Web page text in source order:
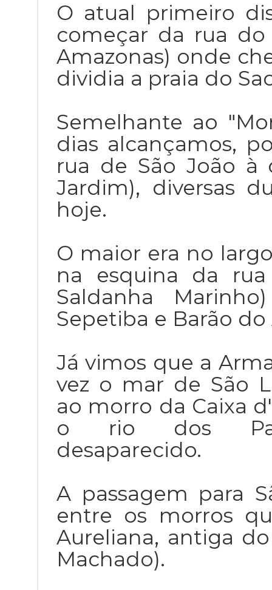
O atual primeiro
começar da rua
Amazonas) onde
dividia a praia do
Semelhante ao
dias alcançamos,
rua de São João à
Jardim), diversas
hoje.
O maior era no
na esquina da
Saldanha
Sepetiba e Barão do
Já vimos que a
vez o mar de São
ao morro da Caixa
o rio dos
desaparecido.
A passagem para
entre os morros
Aureliana, antiga
Machado).